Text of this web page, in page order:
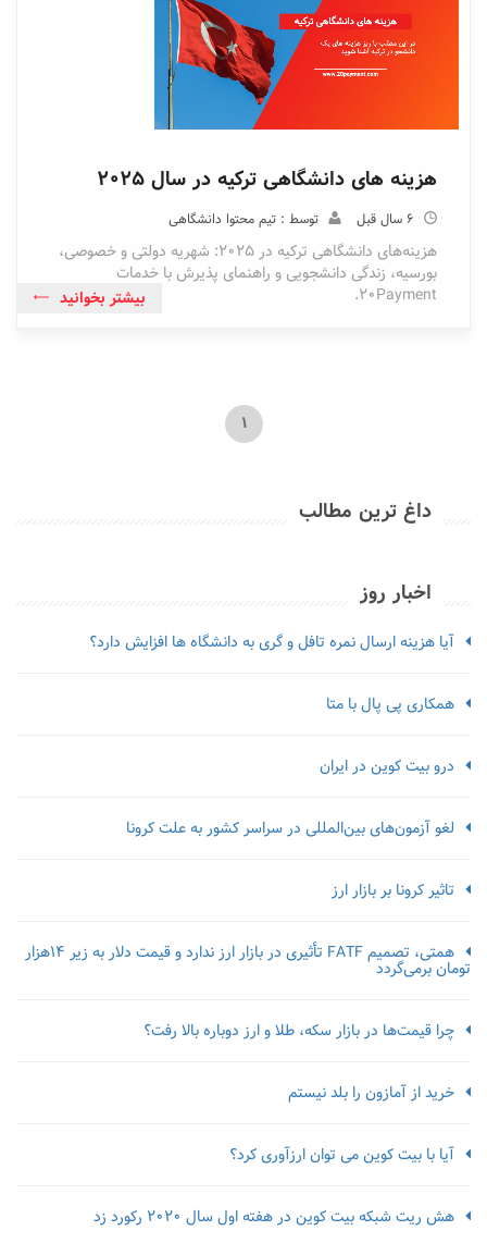
هزینه های دانشگاهی ترکیه در سال ۲۰۲۵
6 سال قبل توسط : تیم محتوا دانشگاهی
هزینه‌های دانشگاهی ترکیه در ۲۰۲۵: شهریه دولتی و خصوصی،
بورسیه، زندگی دانشجویی و راهنمای پذیرش با خدمات
20Payment.
بیشتر بخوانید
1
داغ ترین مطالب
اخبار روز
آیا هزینه ارسال نمره تافل و گری به دانشگاه ها افزایش دارد؟
همکاری پی پال با متا
درو بیت کوین در ایران
لغو آزمون‌‌های بین‌المللی در سراسر کشور به علت کرونا
تاثیر کرونا بر بازار ارز
همتی، تصمیم FATF تأثیری در بازار ارز ندارد و قیمت دلار به زیر ۱۴هزار
تومان برمی‌گردد
چرا قیمت‌ها در بازار سکه، طلا و ارز دوباره بالا رفت؟
خرید از آمازون را بلد نیستم
آیا با بیت کوین می توان ارزآوری کرد؟
هش ریت شبکه بیت کوین در هفته اول سال 2020 رکورد زد